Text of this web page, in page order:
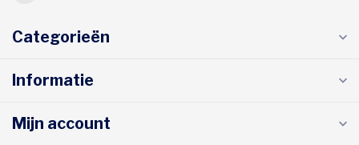
Categorieën
Informatie
Mijn account